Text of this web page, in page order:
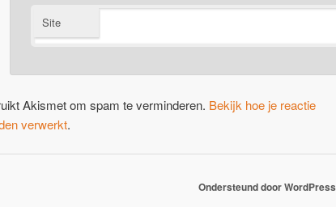
Site
Akismet om spam te verminderen. Bekijk hoe je reactie
verwerkt.
Ondersteund door WordPress